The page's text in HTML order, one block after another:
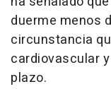
duerme menos
circunstancia
cardiovascular
plazo.